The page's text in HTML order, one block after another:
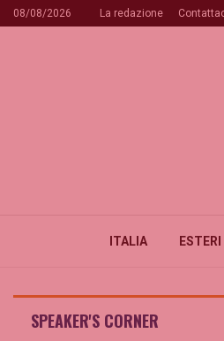
08/08/2026 La redazione
ITALIA ESTERI
SPEAKER'S CORNER